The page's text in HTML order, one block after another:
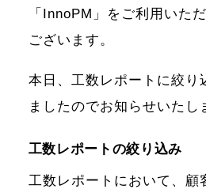
「InnoPM」をご利用いた
ございます。
本日、工数レポートに絞り
ましたのでお知らせいたし
工数レポートの絞り込み
工数レポートにおいて、顧